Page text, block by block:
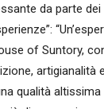
da parte
of Suntory,
artigianalità
qualità